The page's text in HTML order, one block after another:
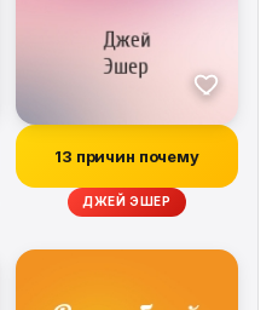
13 причин почему
ДЖЕЙ ЭШЕР